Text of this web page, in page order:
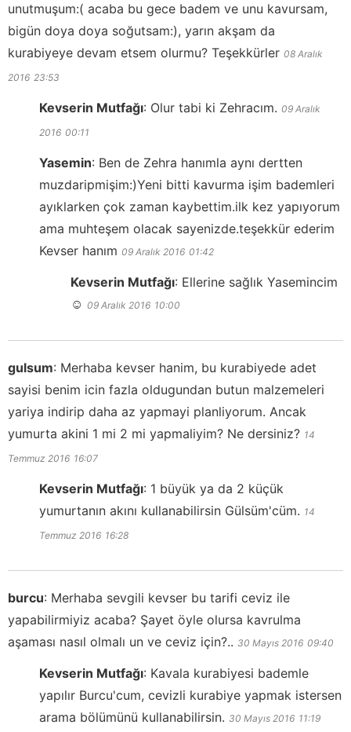
unutmuşum:( acaba bu gece badem ve unu kavursam,
bigün doya doya soğutsam:), yarın akşam da
kurabiyeye devam etsem olurmu? Teşekkürler 08 Aralık
2016 23:53
Kevserin Mutfağı: Olur tabi ki Zehracım. 09 Aralık
2016 00:11
Yasemin: Ben de Zehra hanımla aynı dertten
muzdaripmişim:)Yeni bitti kavurma işim bademleri
ayıklarken çok zaman kaybettim.ilk kez yapıyorum
ama muhteşem olacak sayenizde.teşekkür ederim
Kevser hanım 09 Aralık 2016 01:42
Kevserin Mutfağı: Ellerine sağlık Yasemincim
☺️ 09 Aralık 2016 10:00
gulsum: Merhaba kevser hanim, bu kurabiyede adet
sayisi benim icin fazla oldugundan butun malzemeleri
yariya indirip daha az yapmayi planliyorum. Ancak
yumurta akini 1 mi 2 mi yapmaliyim? Ne dersiniz? 14
Temmuz 2016 16:07
Kevserin Mutfağı: 1 büyük ya da 2 küçük
yumurtanın akını kullanabilirsin Gülsüm'cüm. 14
Temmuz 2016 16:28
burcu: Merhaba sevgili kevser bu tarifi ceviz ile
yapabilirmiyiz acaba? Şayet öyle olursa kavrulma
aşaması nasıl olmalı un ve ceviz için?.. 30 Mayıs 2016 09:40
Kevserin Mutfağı: Kavala kurabiyesi bademle
yapılır Burcu'cum, cevizli kurabiye yapmak istersen
arama bölümünü kullanabilirsin. 30 Mayıs 2016 11:19